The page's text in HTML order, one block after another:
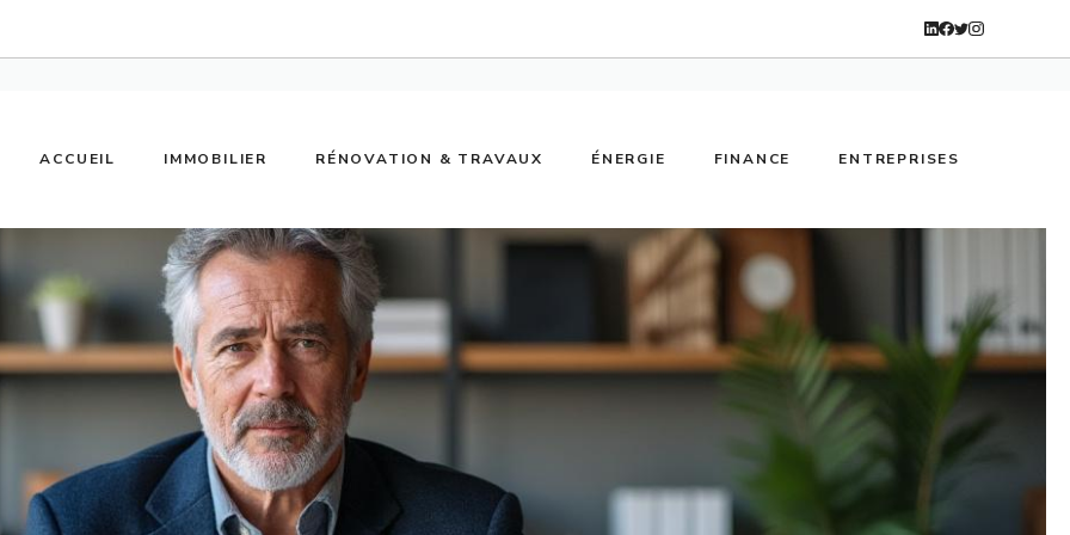
ACCUEIL IMMOBILIER RÉNOVATION & TRAVAUX ÉNERGIE FINANCE ENTREPRISES